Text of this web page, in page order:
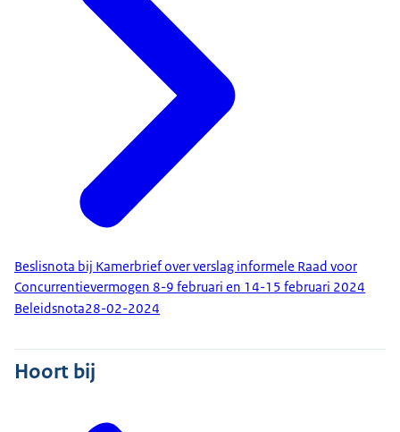
Beslisnota bij Kamerbrief over verslag informele Raad voor
Concurrentievermogen 8-9 februari en 14-15 februari 2024
Beleidsnota28-02-2024
Hoort bij